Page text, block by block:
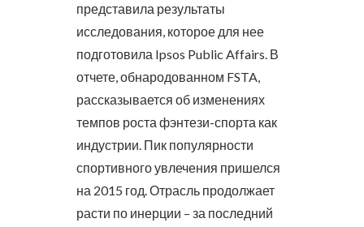
представила результаты
исследования, которое для нее
подготовила Ipsos Public Affairs. В
отчете, обнародованном FSTA,
рассказывается об изменениях
темпов роста фэнтези-спорта как
индустрии. Пик популярности
спортивного увлечения пришелся
на 2015 год. Отрасль продолжает
расти по инерции – за последний